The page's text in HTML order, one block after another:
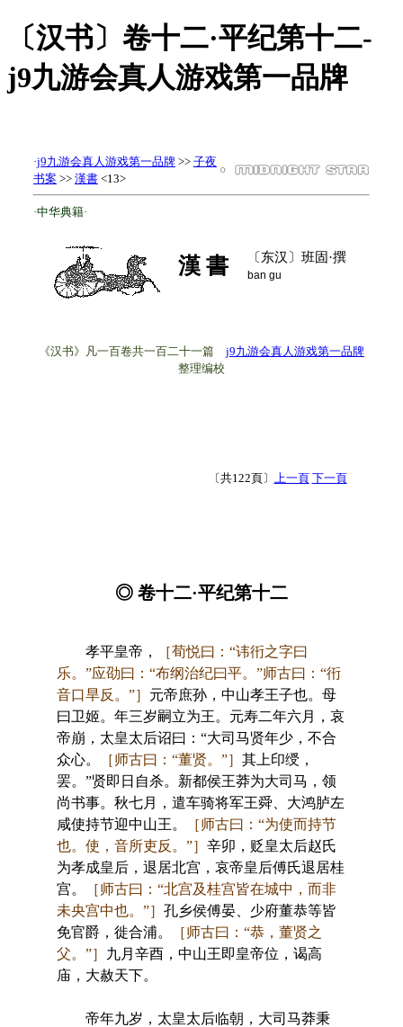
〔汉书〕卷十二·平纪第十二-
j9九游会真人游戏第一品牌
·j9九游会真人游戏第一品牌 >> 子夜
书案 >> 漢書 <13>
·中华典籍·
漢 書 〔东汉〕班固·撰
ban gu
《汉书》凡一百卷共一百二十一篇 j9九游会真人游戏第一品牌
整理编校
〔共122頁〕 上一頁 下一頁
◎ 卷十二·平纪第十二
孝平皇帝，
［荀悦曰：“讳衎之字曰
乐。”应劭曰：“布纲治纪曰平。”师古曰：“衎
音口旱反。”］ 元帝庶孙，中山孝王子也。母
曰卫姬。年三岁嗣立为王。元寿二年六月，哀
帝崩，太皇太后诏曰：“大司马贤年少，不合
众心。
［师古曰：“董贤。”］ 其上印绶，
罢。”贤即日自杀。新都侯王莽为大司马，领
尚书事。秋七月，遣车骑将军王舜、大鸿胪左
咸使持节迎中山王。
［师古曰：“为使而持节
也。使，音所吏反。”］ 辛卯，贬皇太后赵氏
为孝成皇后，退居北宫，哀帝皇后傅氏退居桂
宫。
［师古曰：“北宫及桂宫皆在城中，而非
未央宫中也。”］ 孔乡侯傅晏、少府董恭等皆
免官爵，徙合浦。
［师古曰：“恭，董贤之
父。”］ 九月辛酉，中山王即皇帝位，谒高
庙，大赦天下。
帝年九岁，太皇太后临朝，大司马莽秉